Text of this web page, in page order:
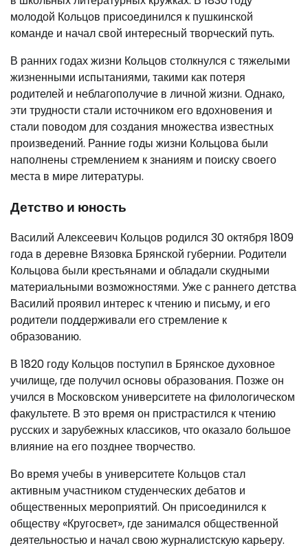
молодой Кольцов присоединился к пушкинской
команде и начал свой интересный творческий путь.
В ранних годах жизни Кольцов столкнулся с тяжелыми
жизненными испытаниями, такими как потеря
родителей и неблагополучие в личной жизни. Однако,
эти трудности стали источником его вдохновения и
стали поводом для создания множества известных
произведений. Ранние годы жизни Кольцова были
наполнены стремлением к знаниям и поиску своего
места в мире литературы.
Детство и юность
Василий Алексеевич Кольцов родился 30 октября 1809
года в деревне Вязовка Брянской губернии. Родители
Кольцова были крестьянами и обладали скудными
материальными возможностями. Уже с раннего детства
Василий проявил интерес к чтению и письму, и его
родители поддерживали его стремление к
образованию.
В 1820 году Кольцов поступил в Брянское духовное
училище, где получил основы образования. Позже он
учился в Московском университете на филологическом
факультете. В это время он пристрастился к чтению
русских и зарубежных классиков, что оказало большое
влияние на его позднее творчество.
Во время учебы в университете Кольцов стал
активным участником студенческих дебатов и
общественных мероприятий. Он присоединился к
обществу «Кругосвет», где занимался общественной
деятельностью и начал свою журналистскую карьеру.